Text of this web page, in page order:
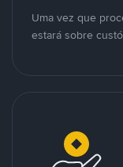
Uma vez que
estará sobre